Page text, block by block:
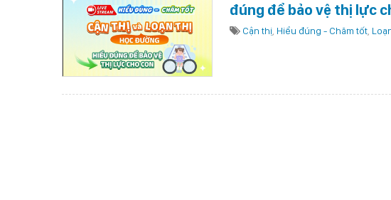
đúng để bảo vệ thị lực
Cận thị, Hiểu đúng - Chăm tốt,